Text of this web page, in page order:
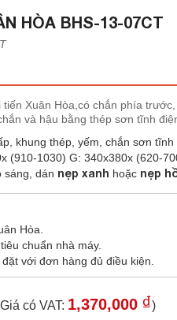
HÒA BHS-13-07CT
tiến Xuân Hòa,có chắn phía
và hậu bằng thép sơn tĩnh
khung thép, yếm, chắn sơn tĩnh
(910-1030) G: 340x380x (620-
sáng, dán nẹp xanh hoặc nẹp
Hòa.
chuẩn nhà máy.
với đơn hàng đủ điều kiện.
có VAT: 1,370,000 ₫)